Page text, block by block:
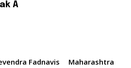
A
Fadnavis
Maharashtra